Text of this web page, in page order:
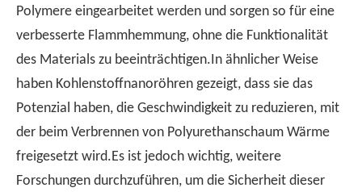
Polymere eingearbeitet werden und sorgen so für eine
verbesserte Flammhemmung, ohne die Funktionalität
des Materials zu beeinträchtigen.In ähnlicher Weise
haben Kohlenstoffnanoröhren gezeigt, dass sie das
Potenzial haben, die Geschwindigkeit zu reduzieren, mit
der beim Verbrennen von Polyurethanschaum Wärme
freigesetzt wird.Es ist jedoch wichtig, weitere
Forschungen durchzuführen, um die Sicherheit dieser